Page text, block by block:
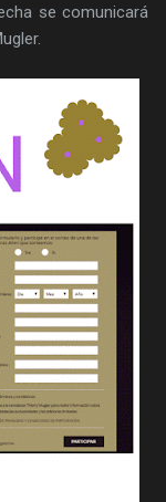
se comunicará